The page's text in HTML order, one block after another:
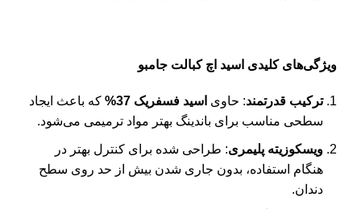
ویژگی‌های کلیدی اسید اچ کبالت جامبو
ترکیب قدرتمند: حاوی اسید فسفریک 37%
که باعث ایجاد
سطحی مناسب برای باندینگ بهتر مواد ترمیمی می‌شود.
ویسکوزیته پلیمری: طراحی شده برای کنترل بهتر در
هنگام استفاده، بدون جاری شدن بیش از حد روی سطح
دندان.